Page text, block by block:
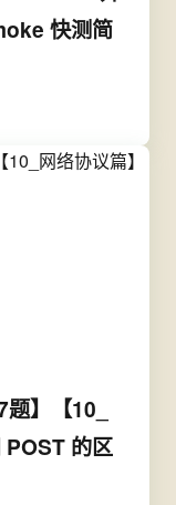
快测简
】【10_
的区